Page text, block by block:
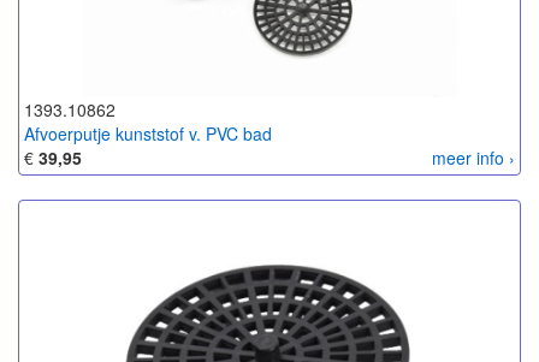
1393.10862
Afvoerputje kunststof v. PVC bad
meer info ›
€ 39,95